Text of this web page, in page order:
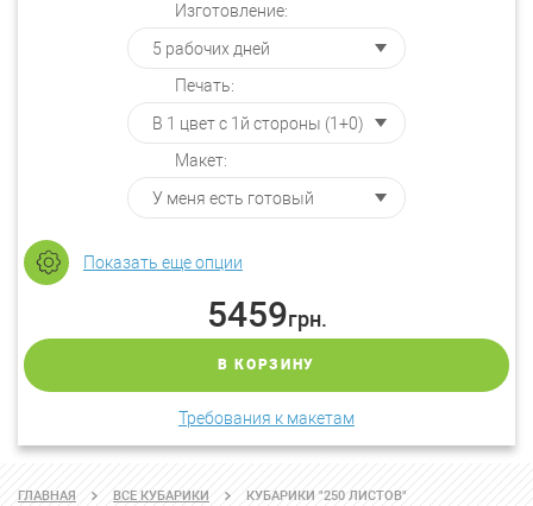
Изготовление:
Печать:
Макет:
Показать еще опции
5459грн.
В КОРЗИНУ
Требования к макетам
ГЛАВНАЯ ВСЕ КУБАРИКИ КУБАРИКИ "250 ЛИСТОВ"